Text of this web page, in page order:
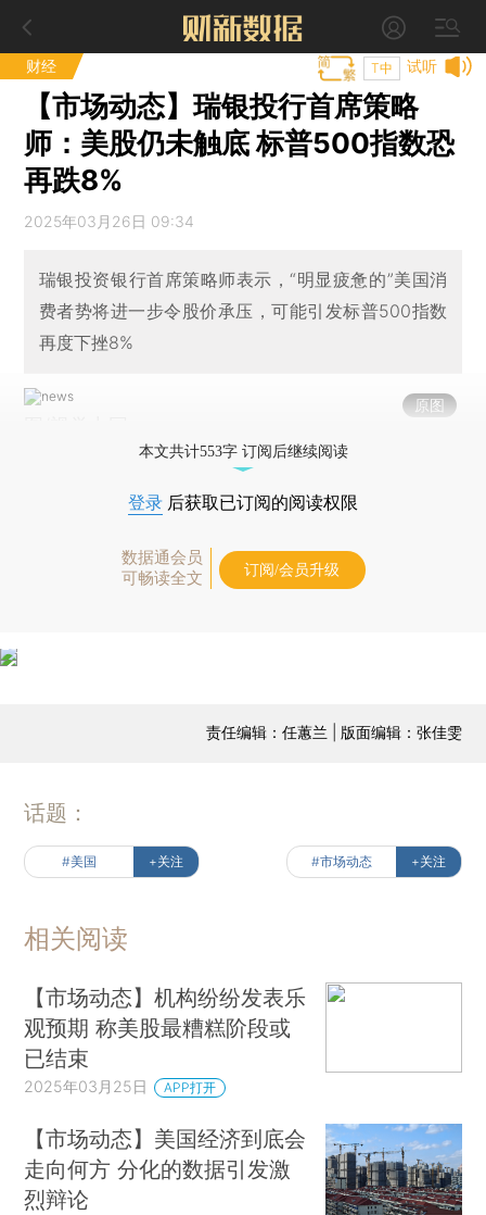
财经 试听
T中
【市场动态】瑞银投行首席策略
师：美股仍未触底 标普500指数恐
再跌8%
2025年03月26日 09:34
瑞银投资银行首席策略师表示，“明显疲惫的”美国消
费者势将进一步令股价承压，可能引发标普500指数
再度下挫8%
原图
本文共计553字 订阅后继续阅读
登录 后获取已订阅的阅读权限
数据通会员
可畅读全文
订阅/会员升级
责任编辑：任蕙兰 | 版面编辑：张佳雯
话题：
#美国 +关注 #市场动态 +关注
相关阅读
【市场动态】机构纷纷发表乐
观预期 称美股最糟糕阶段或
已结束
2025年03月25日 APP打开
【市场动态】美国经济到底会
走向何方 分化的数据引发激
烈辩论